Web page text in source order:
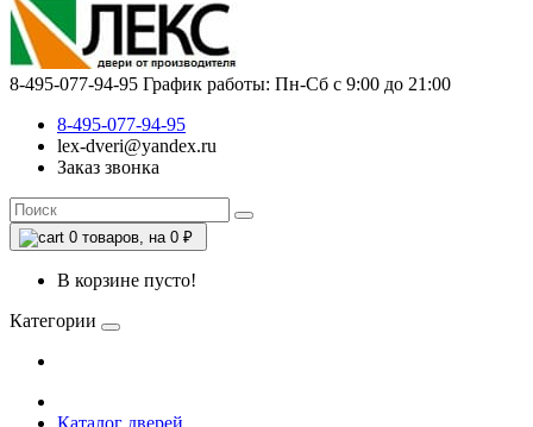
8-495-077-94-95 График работы: Пн-Сб с 9:00 до 21:00
8-495-077-94-95
lex-dveri@yandex.ru
Заказ звонка
0 товаров, на 0 ₽
В корзине пусто!
Категории
Каталог дверей